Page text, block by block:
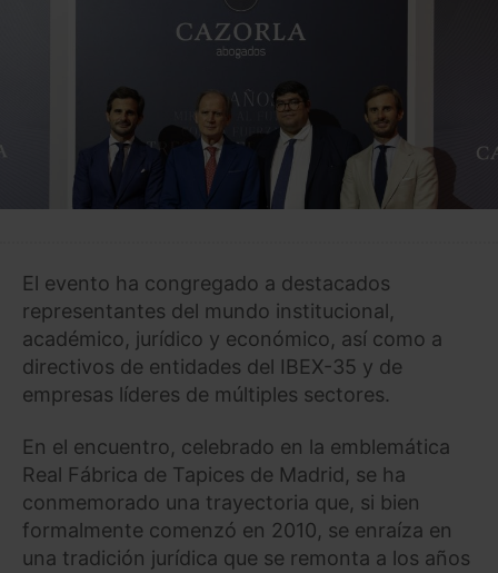
El evento ha congregado a destacados
representantes del mundo institucional,
académico, jurídico y económico, así como a
directivos de entidades del IBEX-35 y de
empresas líderes de múltiples sectores.
En el encuentro, celebrado en la emblemática
Real Fábrica de Tapices de Madrid, se ha
conmemorado una trayectoria que, si bien
formalmente comenzó en 2010, se enraíza en
una tradición jurídica que se remonta a los años